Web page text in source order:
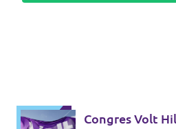
Congres Volt